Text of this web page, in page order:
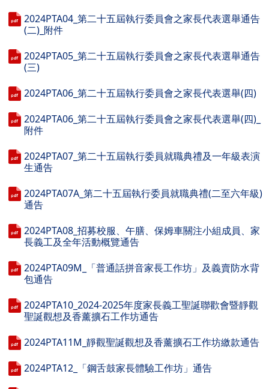
2024PTA04_第二十五屆執行委員會之家長代表選舉通告
(二)_附件
2024PTA05_第二十五屆執行委員會之家長代表選舉通告
(三)
2024PTA06_第二十五屆執行委員會之家長代表選舉(四)
2024PTA06_第二十五屆執行委員會之家長代表選舉(四)_
附件
2024PTA07_第二十五屆執行委員就職典禮及一年級表演
生通告
2024PTA07A_第二十五屆執行委員就職典禮(二至六年級)
通告
2024PTA08_招募校服、午膳、保姆車關注小組成員、家
長義工及全年活動概覽通告
2024PTA09M_「普通話拼音家長工作坊」及義賣防水背
包通告
2024PTA10_2024-2025年度家長義工聖誕聯歡會暨靜觀
聖誕觀想及香薰擴石工作坊通告
2024PTA11M_靜觀聖誕觀想及香薰擴石工作坊繳款通告
2024PTA12_「鋼舌鼓家長體驗工作坊」通告